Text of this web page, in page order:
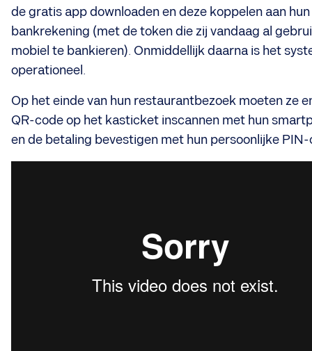
de gratis app downloaden en deze koppelen aan hun
bankrekening (met de token die zij vandaag al
mobiel te bankieren). Onmiddellijk daarna is het
operationeel.
Op het einde van hun restaurantbezoek moeten ze
QR-code op het kasticket inscannen met hun
en de betaling bevestigen met hun persoonlijke